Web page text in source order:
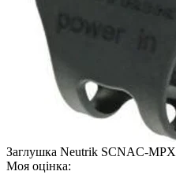
Заглушка Neutrik SCNAC-MPX
Моя оцінка: